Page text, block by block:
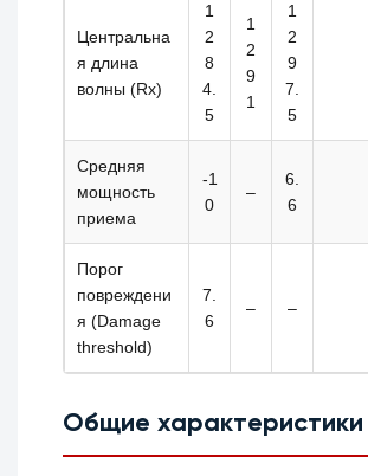
Центральна
я длина
волны (Rx)
1
2
8
4.
5
1
2
9
1
1
2
9
7.
5
Средняя
мощность
приема
-1
0
–
6.
6
Порог
повреждени
я (Damage
threshold)
7.
6
– –
Общие характеристики